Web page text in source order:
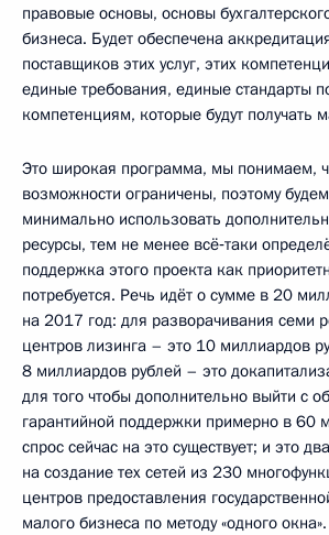
правовые основы, основы
бизнеса. Будет обеспечена
поставщиков этих услуг, этих
единые требования, единые стандарты
компетенциям, которые будут получать
Это широкая программа, мы понимаем,
возможности ограничены, поэтому будем
минимально использовать
ресурсы, тем не менее всё‑таки
поддержка этого проекта как
потребуется. Речь идёт о сумме в 20
на 2017 год: для разворачивания семи
центров лизинга – это 10 миллиардов
8 миллиардов рублей – это
для того чтобы дополнительно выйти с
гарантийной поддержки примерно в 60
спрос сейчас на это существует; и это
на создание тех сетей из 230
центров предоставления
малого бизнеса по методу «одного